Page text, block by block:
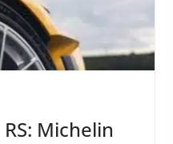
Michelin